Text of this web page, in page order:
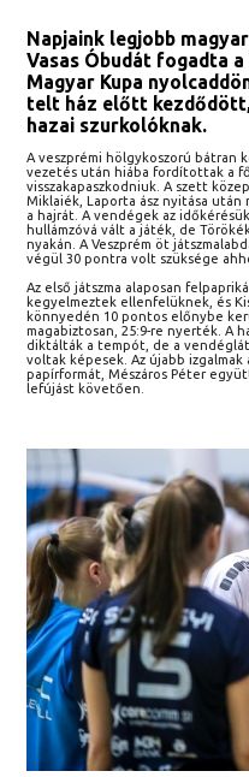
Napjaink legjobb
Vasas Óbudát fogadta a
Magyar Kupa
telt ház előtt
hazai szurkolóknak.
A veszprémi hölgykoszorú bátran
vezetés után hiába fordítottak a
visszakapaszkodniuk. A szett
Miklaiék, Laporta ász nyitása
a hajrát. A vendégek az
hullámzóvá vált a játék, de
nyakán. A Veszprém öt
végül 30 pontra volt szüksége
Az első játszma alaposan
kegyelmeztek ellenfelüknek, és
könnyedén 10 pontos előnybe
magabiztosan, 25:9-re nyerték. A
diktálták a tempót, de a
voltak képesek. Az újabb izgalmak
papírformát, Mészáros Péter
lefújást követően.